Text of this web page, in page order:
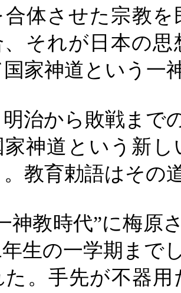
体させた宗教
それが日本の
家神道という一
治から敗戦まで
神道という新
。教育勅語はその
神教時代”に梅原
生の一学期まで
た。手先が不器